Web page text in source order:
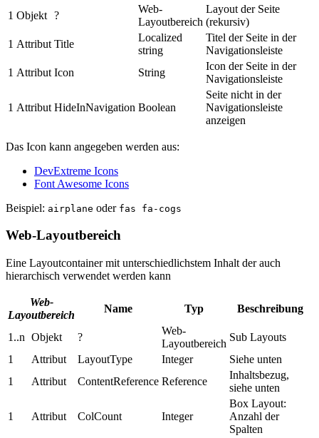
1 Objekt ?
Web-
Layoutbereich
Layout der Seite
(rekursiv)
1 Attribut Title
Localized
string
Titel der Seite in der
Navigationsleiste
1 Attribut Icon String
Icon der Seite in der
Navigationsleiste
1 Attribut HideInNavigation Boolean
Seite nicht in der
Navigationsleiste
anzeigen
Das Icon kann angegeben werden aus:
DevExtreme Icons
Font Awesome Icons
Beispiel: airplane oder fas fa-cogs
Web-Layoutbereich
Eine Layoutcontainer mit unterschiedlichstem Inhalt der auch
hierarchisch verwendet werden kann
Web-
Layoutbereich
Name Typ Beschreibung
1..n Objekt ?
Web-
Layoutbereich
Sub Layouts
1
Attribut LayoutType Integer
Siehe unten
1
Attribut ContentReference Reference
Inhaltsbezug,
siehe unten
1 Attribut ColCount Integer
Box Layout:
Anzahl der
Spalten